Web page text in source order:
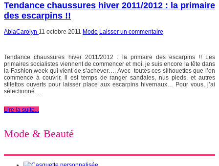
Tendance chaussures hiver 2011/2012 : la primaire
des escarpins !!
AblaCarolyn 11 octobre 2011 Mode Laisser un commentaire
Tendance chaussures hiver 2011/2012 : la primaire des escarpins !! Les
primaires socialistes viennent de commencer et moi, je suis encore la tête dans
la Fashion week qui vient de s’achever…. Avec toutes ces silhouettes que l’on
commence à couvrir, il est temps de ranger sandales, nus pieds, et autres
stilettos ouverts pour laisser place aux escarpins hivernaux… Pour vous, j’ai
sélectionné ...
Lire la suite...
Mode & Beauté